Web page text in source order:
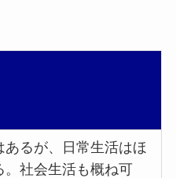
あるが、日常生活はほ
。社会生活も概ね可